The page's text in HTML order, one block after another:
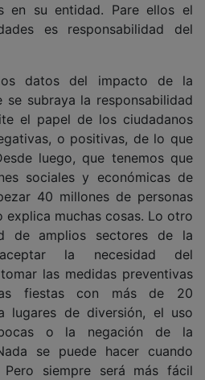
en su entidad. Pare ellos el
es responsabilidad del
datos del impacto de la
se subraya la responsabilidad
el papel de los ciudadanos
o positivas, de lo que
luego, que tenemos que
sociales y económicas de
40 millones de personas
explica muchas cosas. Lo otro
de amplios sectores de la
la necesidad del
las medidas preventivas
fiestas con más de 20
lugares de diversión, el uso
o la negación de la
se puede hacer cuando
Pero siempre será más fácil